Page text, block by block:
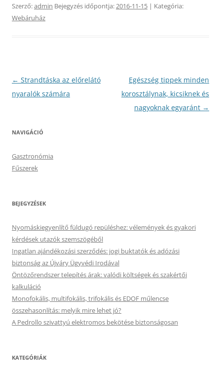
Szerző:admin Bejegyzés időpontja:2016-11-15 | Kategória:
Webáruház
Bejegyzés
navigáció
← Strandtáska az előrelátó
nyaralók számára
Egészség tippek minden
korosztálynak, kicsiknek és
nagyoknak egyaránt →
NAVIGÁCIÓ
Gasztronómia
Fűszerek
BEJEGYZÉSEK
Nyomáskiegyenlítő füldugó repüléshez: vélemények és gyakori
kérdések utazók szemszögéből
Ingatlan ajándékozási szerződés: jogi buktatók és adózási
biztonság az Újváry Ügyvédi Irodával
Öntözőrendszer telepítés árak: valódi költségek és szakértői
kalkuláció
Monofokális, multifokális, trifokális és EDOF műlencse
összehasonlítás: melyik mire lehet jó?
A Pedrollo szivattyú elektromos bekötése biztonságosan
KATEGÓRIÁK